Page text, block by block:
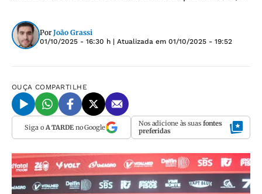
Por João Grassi
01/10/2025 - 16:30 h | Atualizada em 01/10/2025 - 19:52
OUÇA COMPARTILHE
Siga o A TARDEno Google Nos adicione às suas fontes
preferidas